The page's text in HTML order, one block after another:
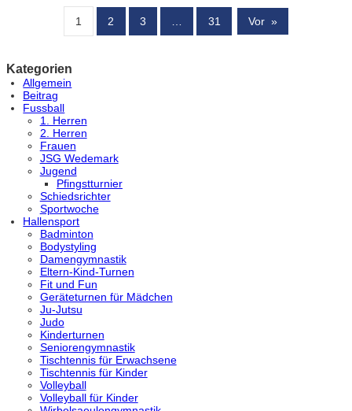
1 2 3 … 31 Vor »
Kategorien
Allgemein
Beitrag
Fussball
1. Herren
2. Herren
Frauen
JSG Wedemark
Jugend
Pfingstturnier
Schiedsrichter
Sportwoche
Hallensport
Badminton
Bodystyling
Damengymnastik
Eltern-Kind-Turnen
Fit und Fun
Geräteturnen für Mädchen
Ju-Jutsu
Judo
Kinderturnen
Seniorengymnastik
Tischtennis für Erwachsene
Tischtennis für Kinder
Volleyball
Volleyball für Kinder